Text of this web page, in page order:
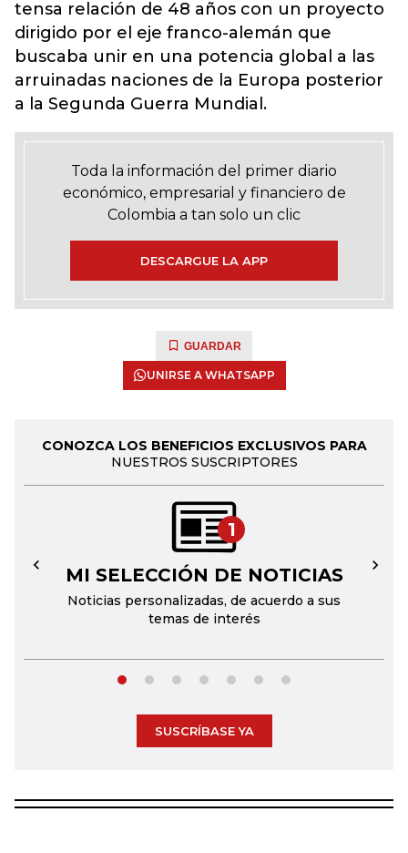
tensa relación de 48 años con un proyecto
dirigido por el eje franco-alemán que
buscaba unir en una potencia global a las
arruinadas naciones de la Europa posterior
a la Segunda Guerra Mundial.
Toda la información del primer diario
económico, empresarial y financiero de
Colombia a tan solo un clic
DESCARGUE LA APP
GUARDAR
UNIRSE A WHATSAPP
CONOZCA LOS BENEFICIOS EXCLUSIVOS PARA
NUESTROS SUSCRIPTORES
1
MI SELECCIÓN DE NOTICIAS
Noticias personalizadas, de acuerdo a sus
temas de interés
← →
SUSCRÍBASE YA